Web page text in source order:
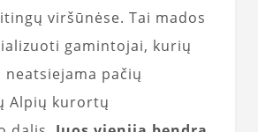
viršūnėse. Tai mados
gamintojai, kurių
neatsiejama pačių
Alpių kurortų